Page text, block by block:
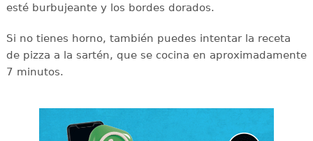
esté burbujeante y los bordes dorados.
Si no tienes horno, también puedes intentar la receta
de pizza a la sartén, que se cocina en aproximadamente
7 minutos.